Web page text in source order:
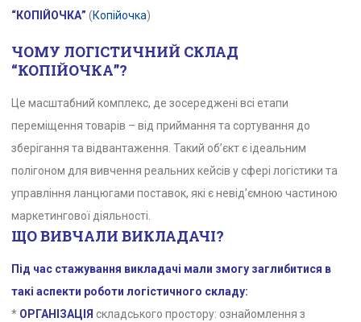
“КОПІЙОЧКА” (Копійочка)
ЧОМУ ЛОГІСТИЧНИЙ СКЛАД
“КОПІЙОЧКА”?
Це масштабний комплекс, де зосереджені всі етапи
переміщення товарів – від приймання та сортування до
зберігання та відвантаження. Такий об’єкт є ідеальним
полігоном для вивчення реальних кейсів у сфері логістики та
управління ланцюгами поставок, які є невід’ємною частиною
маркетингової діяльності.
ЩО ВИВЧАЛИ ВИКЛАДАЧІ?
Під час стажування викладачі мали змогу заглибитися в
такі аспекти роботи логістичного складу:
* ОРГАНІЗАЦІЯ складського простору: ознайомлення з